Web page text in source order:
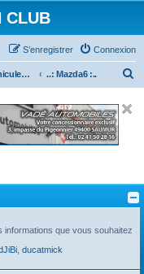
CLUB
Connexion
S’enregistrer
..: TOUS les Véhicules MAZDA :.. ..: Mazda6 :..
c
h
que vous souhaitez
ducatmick